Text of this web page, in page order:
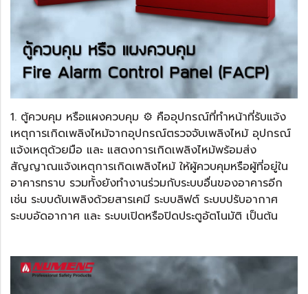
1. ตู้ควบคุม หรือแผงควบคุม ⚙️ คืออุปกรณ์ที่ทำหน้าที่รับแจ้ง
เหตุการเกิดเพลิงไหม้จากอุปกรณ์ตรวจจับเพลิงไหม้ อุปกรณ์
แจ้งเหตุด้วยมือ และ แสดงการเกิดเพลิงไหม้พร้อมส่ง
สัญญาณแจ้งเหตุการเกิดเพลิงไหม้ ให้ผู้ควบคุมหรือผู้ที่อยู่ใน
อาคารทราบ รวมทั้งยังทำงานร่วมกับระบบอื่นของอาคารอีก
เช่น ระบบดับเพลิงด้วยสารเคมี ระบบลิฟต์ ระบบปรับอากาศ
ระบบอัดอากาศ และ ระบบเปิดหรือปิดประตูอัตโนมัติ เป็นต้น